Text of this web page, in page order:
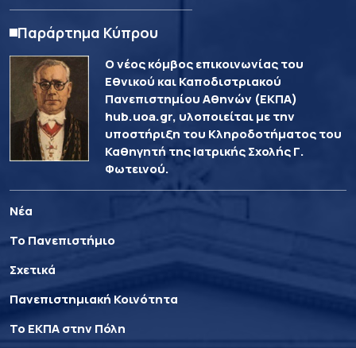
Παράρτημα Κύπρου
Ο νέος κόμβος επικοινωνίας του
Εθνικού και Καποδιστριακού
Πανεπιστημίου Αθηνών (ΕΚΠΑ)
hub.uoa.gr, υλοποιείται με την
υποστήριξη του Κληροδοτήματος του
Καθηγητή της Ιατρικής Σχολής Γ.
Φωτεινού.
Νέα
Το Πανεπιστήμιο
Σχετικά
Πανεπιστημιακή Κοινότητα
Το ΕΚΠΑ στην Πόλη